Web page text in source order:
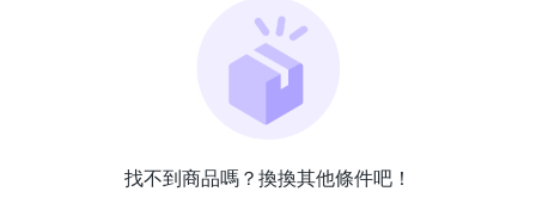
找不到商品嗎？換換其他條件吧！